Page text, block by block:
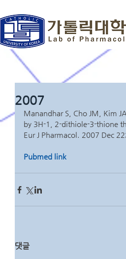
2007
Manandhar S, Cho JM, Kim
by 3H-1, 2-dithiole-3-thione
Eur J Pharmacol. 2007 Dec
Pubmed link
댓글